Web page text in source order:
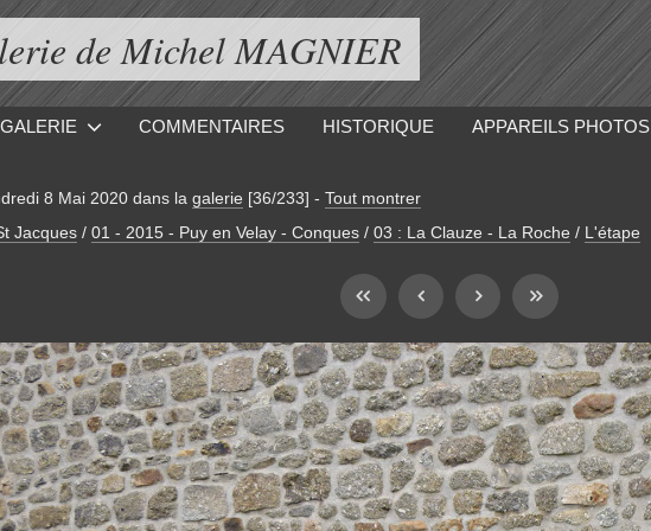
de Michel MAGNIER
GALERIE COMMENTAIRES HISTORIQUE APPAREILS PHOTOS
8 Mai 2020dans la galerie [36/233] - Tout montrer
Jacques / 01 - 2015 - Puy en Velay - Conques / 03 : La Clauze - La Roche / L'étape